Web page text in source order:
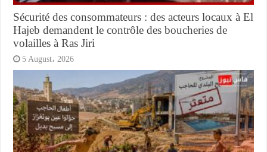
Sécurité des consommateurs : des acteurs locaux à El
Hajeb demandent le contrôle des boucheries de
volailles à Ras Jiri
5 August، 2026